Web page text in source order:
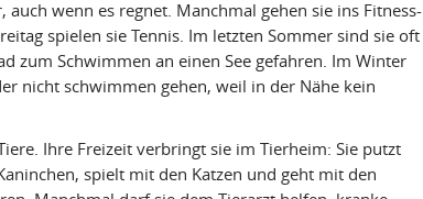
auch wenn es regnet. Manchmal gehen sie ins Fitness-
spielen sie Tennis. Im letzten Sommer sind sie oft
zum Schwimmen an einen See gefahren. Im Winter
nicht schwimmen gehen, weil in der Nähe kein
Ihre Freizeit verbringt sie im Tierheim: Sie putzt
spielt mit den Katzen und geht mit den